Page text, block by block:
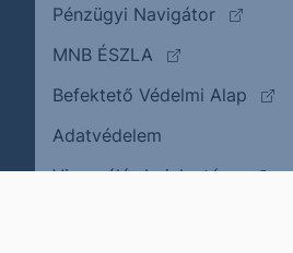
Pénzügyi Navigátor
(külső
MNB ÉSZLA
(külső oldalra
Befektető Védelmi Alap
Adatvédelem
Visszaélés bejelentése